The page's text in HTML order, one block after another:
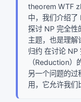
theorem WTF
中，我们介绍了
探讨 NP 完全性
主题，也是理解
归约 在讨论 NP
（Reduction）
另一个问题的过
用，它允许我们